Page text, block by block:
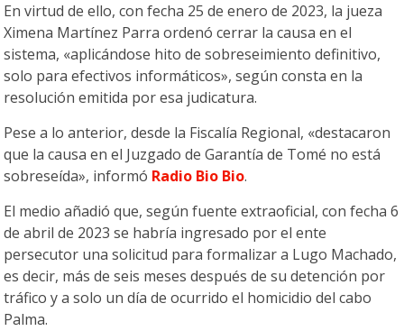
En virtud de ello, con fecha 25 de enero de 2023, la jueza
Ximena Martínez Parra ordenó cerrar la causa en el
sistema, «aplicándose hito de sobreseimiento definitivo,
solo para efectivos informáticos», según consta en la
resolución emitida por esa judicatura.
Pese a lo anterior, desde la Fiscalía Regional, «destacaron
que la causa en el Juzgado de Garantía de Tomé no está
sobreseída», informó Radio Bio Bio.
El medio añadió que, según fuente extraoficial, con fecha 6
de abril de 2023 se habría ingresado por el ente
persecutor una solicitud para formalizar a Lugo Machado,
es decir, más de seis meses después de su detención por
tráfico y a solo un día de ocurrido el homicidio del cabo
Palma.